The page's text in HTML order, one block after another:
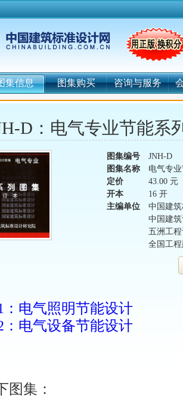
集信息 图集购买 咨询与服务
D：电气专业节能系
图集编号
JNH-D
图集名称
电气专
定价
43.00 元
开本
16 开
主编单位
中国建
中国建
五洲工
全国工
：电气照明节能设计
：电气设备节能设计
图集：